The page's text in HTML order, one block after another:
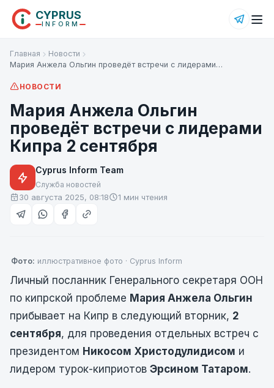
CYPRUS
INFORM
Главная
Новости
Мария Анжела Ольгин проведёт встречи с лидерами…
НОВОСТИ
Мария Анжела Ольгин
проведёт встречи с лидерами
Кипра 2 сентября
Cyprus Inform Team
Служба новостей
30 августа 2025, 08:18 1 мин чтения
Фото: иллюстративное фото · Cyprus Inform
Личный посланник Генерального секретаря ООН
по кипрской проблеме Мария Анжела Ольгин
прибывает на Кипр в следующий вторник, 2
сентября, для проведения отдельных встреч с
президентом Никосом Христодулидисом и
лидером турок-киприотов Эрсином Татаром.